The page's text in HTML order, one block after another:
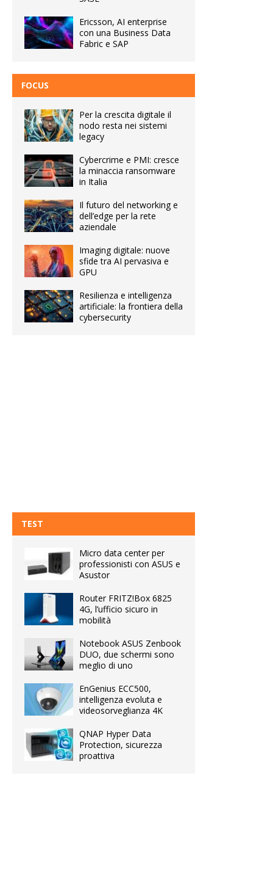
Ericsson, AI enterprise
con una Business Data
Fabric e SAP
FOCUS
Per la crescita digitale il
nodo resta nei sistemi
legacy
Cybercrime e PMI: cresce
la minaccia ransomware
in Italia
Il futuro del networking e
dell’edge per la rete
aziendale
Imaging digitale: nuove
sfide tra AI pervasiva e
GPU
Resilienza e intelligenza
artificiale: la frontiera della
cybersecurity
TEST
Micro data center per
professionisti con ASUS e
Asustor
Router FRITZ!Box 6825
4G, l’ufficio sicuro in
mobilità
Notebook ASUS Zenbook
DUO, due schermi sono
meglio di uno
EnGenius ECC500,
intelligenza evoluta e
videosorveglianza 4K
QNAP Hyper Data
Protection, sicurezza
proattiva